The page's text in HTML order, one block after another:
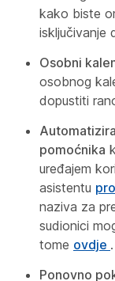
kako biste
isključivanje
Osobni
osobnog
dopustiti
pomoćnika
uređajem
asistentu
naziva za
sudionici
tome ovdje .
Ponovno